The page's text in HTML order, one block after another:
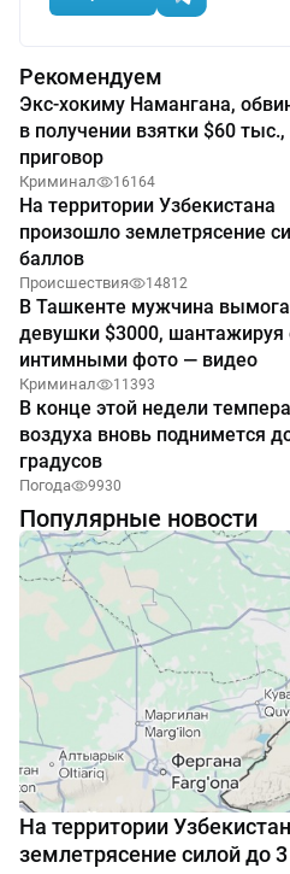
Рекомендуем
Экс-хокиму Намангана,
в получении взятки $60
приговор
Криминал 16164
На территории Узбекистана
произошло землетрясение
баллов
Происшествия 14812
В Ташкенте мужчина
девушки $3000, шантажируя
интимными фото — видео
Криминал 11393
В конце этой недели
воздуха вновь поднимется
градусов
Погода 9930
Популярные новости
На территории
землетрясение силой до